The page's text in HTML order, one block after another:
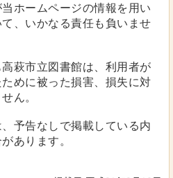
ホームページの情報を用い
、いかなる責任も負いませ
萩市立図書館は、利用者が
めに被った損害、損失に対
ん。
予告なしで掲載している内
あります。